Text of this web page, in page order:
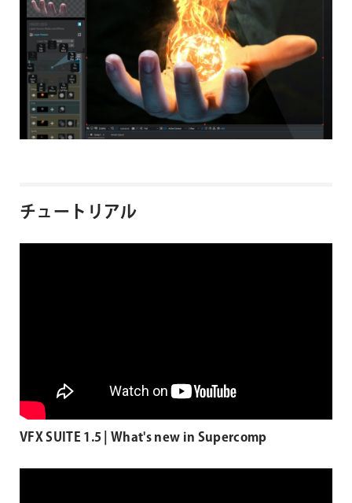
チュートリアル
VFX SUITE 1.5 | What's new in Supercomp